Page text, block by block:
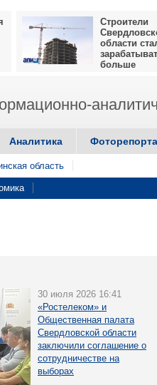
Строители
области
больше
Аналитика
область
30 июля 2026 16:41
«Ростелеком» и
Общественная палата
Свердловской области
заключили соглашение о
сотрудничестве на
выборах